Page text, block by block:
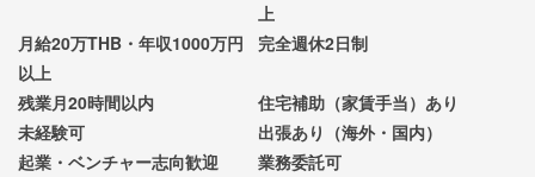
上
月給20万THB・年収1000万円
以上
完全週休2日制
残業月20時間以内
住宅補助（家賃手当）あり
未経験可
出張あり（海外・国内）
起業・ベンチャー志向歓迎
業務委託可